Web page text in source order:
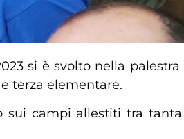
si è svolto nella palestra
terza elementare.
campi allestiti tra tanta